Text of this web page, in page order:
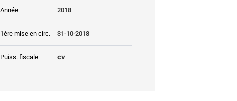
Année 2018
1ére mise en circ. 31-10-2018
Puiss. fiscale cv